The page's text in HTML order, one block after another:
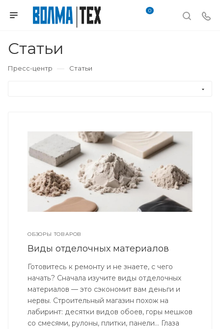
0
Статьи
Пресс-центр — Статьи
ОБЗОРЫ ТОВАРОВ
Виды отделочных материалов
Готовитесь к ремонту и не знаете, с чего
начать? Сначала изучите виды отделочных
материалов — это сэкономит вам деньги и
нервы. Строительный магазин похож на
лабиринт: десятки видов обоев, горы мешков
со смесями, рулоны, плитки, панели... Глаза